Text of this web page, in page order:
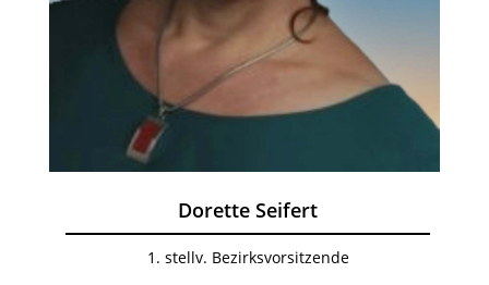
Dorette Seifert
1. stellv. Bezirksvorsitzende